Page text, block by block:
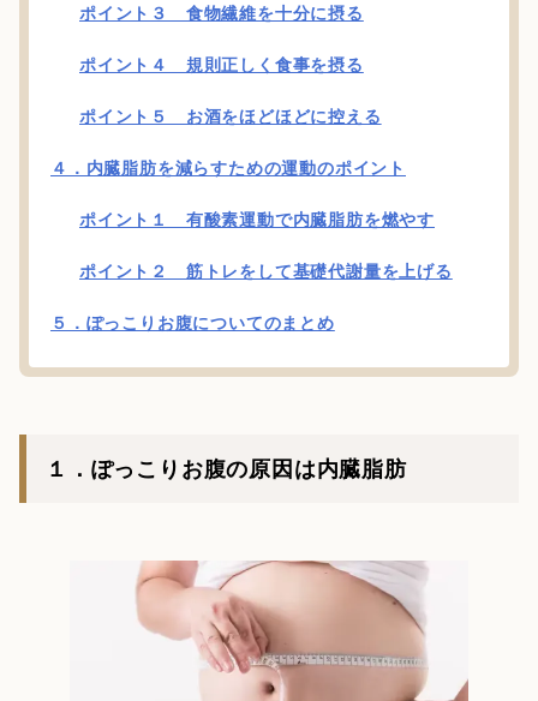
ポイント３ 食物繊維を十分に摂る
ポイント４ 規則正しく食事を摂る
ポイント５ お酒をほどほどに控える
４．内臓脂肪を減らすための運動のポイント
ポイント１ 有酸素運動で内臓脂肪を燃やす
ポイント２ 筋トレをして基礎代謝量を上げる
５．ぽっこりお腹についてのまとめ
１．ぽっこりお腹の原因は内臓脂肪